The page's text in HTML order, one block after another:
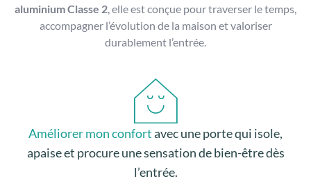
aluminium Classe 2, elle est conçue pour traverser le temps,
accompagner l’évolution de la maison et valoriser
durablement l’entrée.
Améliorer mon confortavec une porte qui isole,
apaise et procure une sensation de bien-être dès
l’entrée.